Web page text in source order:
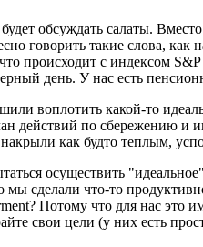
обсуждать салаты.
говорить такие слова,
происходит с индексом
день. У нас есть
воплотить какой-то
действий по сбережению и
как будто теплым,
осуществить
мы сделали что-то
Потому что для нас это
свои цели (у них есть